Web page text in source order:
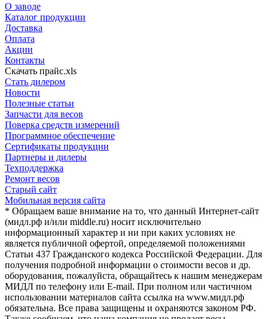
О заводе
Каталог продукции
Доставка
Оплата
Акции
Контакты
Скачать прайс.xls
Стать дилером
Новости
Полезные статьи
Запчасти для весов
Поверка средств измерений
Программное обеспечение
Сертификаты продукции
Партнеры и дилеры
Техподдержка
Ремонт весов
Старый сайт
Мобильная версия сайта
* Обращаем ваше внимание на то, что данный Интернет-сайт
(мидл.рф и/или middle.ru) носит исключительно
информационный характер и ни при каких условиях не
является публичной офертой, определяемой положениями
Статьи 437 Гражданского кодекса Российской Федерации. Для
получения подробной информации о стоимости весов и др.
оборудования, пожалуйста, обращайтесь к нашим менеджерам
МИДЛ по телефону или E-mail. При полном или частичном
использовании материалов сайта ссылка на www.мидл.рф
обязательна. Все права защищены и охраняются законом РФ.